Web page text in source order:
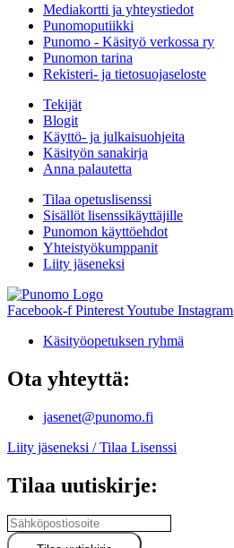
Mediakortti ja yhteystiedot
Punomoputiikki
Punomo - Käsityö verkossa ry
Punomon tarina
Rekisteri- ja tietosuojaseloste
Tekijät
Blogit
Käyttö- ja julkaisuohjeita
Käsityön sanakirja
Anna palautetta
Tilaa opetuslisenssi
Sisällöt lisenssikäyttäjille
Punomon käyttöehdot
Yhteistyökumppanit
Liity jäseneksi
Facebook-f PinterestYoutube Instagram
Käsityöopetuksen ryhmä
Ota yhteyttä:
jasenet@punomo.fi
Liity jäseneksi / Tilaa Lisenssi
Tilaa uutiskirje: